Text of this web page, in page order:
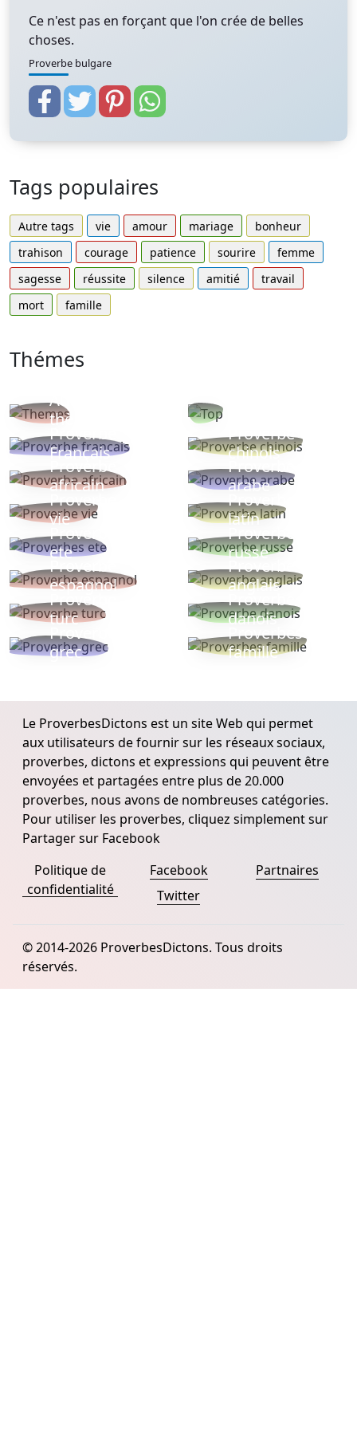
Ce n'est pas en forçant que l'on crée de belles
choses.
Proverbe bulgare
Tags populaires
Autre tags vie amour mariage
bonheur
trahison
courage patience sourire
femme
sagesse
réussite silence amitié
travail
mort
famille
Thémes
Autres
thèmes
Proverbe
Français
Proverbe
chinois
Proverbe
africain
Proverbe
arabe
Proverbe
vie
Proverbe
latin
Proverbes
ete
Proverbe
russe
Proverbe
espagnol
Proverbe
anglais
Proverbe
turc
Proverbe
danois
Proverbe
grec
Proverbes
famille
Le ProverbesDictons est un site Web qui permet
aux utilisateurs de fournir sur les réseaux sociaux,
proverbes, dictons et expressions qui peuvent être
envoyées et partagées entre plus de 20.000
proverbes, nous avons de nombreuses catégories.
Pour utiliser les proverbes, cliquez simplement sur
Partager sur Facebook
Politique de
confidentialité
Facebook
Twitter
Partnaires
© 2014-2026 ProverbesDictons. Tous droits
réservés.